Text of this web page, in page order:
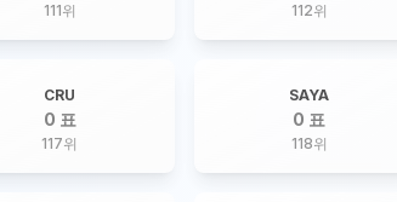
111위 112위
CRU
0 표
117위
SAYA
0 표
118위